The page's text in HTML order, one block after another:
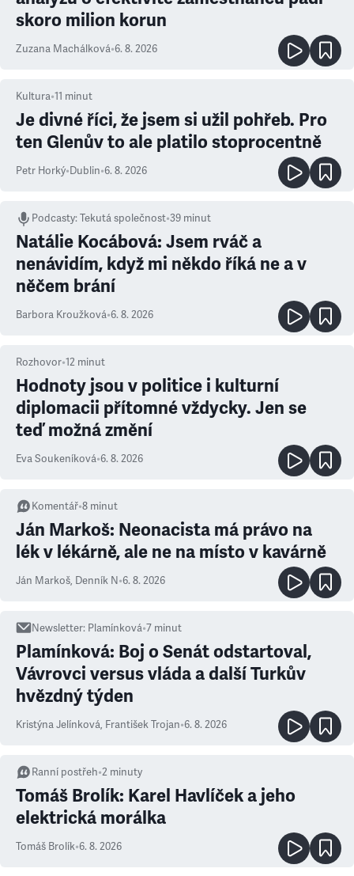
skoro milion korun
Zuzana Machálková•6. 8. 2026
Kultura•11 minut
Je divné říci, že jsem si užil pohřeb. Pro
ten Glenův to ale platilo stoprocentně
Petr Horký•Dublin•6. 8. 2026
Podcasty:Tekutá společnost•39 minut
Natálie Kocábová: Jsem rváč a
nenávidím, když mi někdo říká ne a v
něčem brání
Barbora Kroužková•6. 8. 2026
Rozhovor•12 minut
Hodnoty jsou v politice i kulturní
diplomacii přítomné vždycky. Jen se
teď možná změní
Eva Soukeníková•6. 8. 2026
Komentář•8 minut
Ján Markoš: Neonacista má právo na
lék v lékárně, ale ne na místo v kavárně
Ján Markoš, Denník N•6. 8. 2026
Newsletter: Plamínková•7 minut
Plamínková: Boj o Senát odstartoval,
Vávrovci versus vláda a další Turkův
hvězdný týden
Kristýna Jelínková, František Trojan•6. 8. 2026
Ranní postřeh•2 minuty
Tomáš Brolík: Karel Havlíček a jeho
elektrická morálka
Tomáš Brolík•6. 8. 2026